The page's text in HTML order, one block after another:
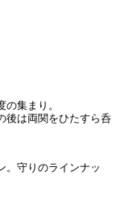
集まり。
後は両関をひたすら呑
。守りのラインナッ